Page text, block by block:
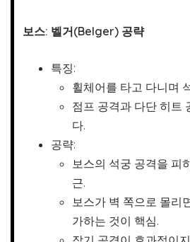
보스: 벨거(Belger) 공략
특징:
휠체어를 타고 다니며
점프 공격과 다단 히트
다.
공략:
보스의 석궁 공격을 피
근.
보스가 벽 쪽으로 몰리
가하는 것이 핵심.